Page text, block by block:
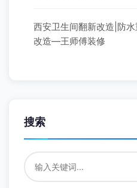
西安卫生间翻新改造|防
改造—王师傅装修
搜索